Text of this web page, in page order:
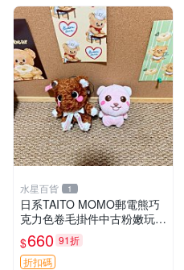
水星百貨 1
日系TAITO MOMO郵電熊巧
克力色卷毛掛件中古粉嫩玩偶
微瑕推薦 postpet momo 郵
電熊 中古玩偶
$660 91折
折扣碼